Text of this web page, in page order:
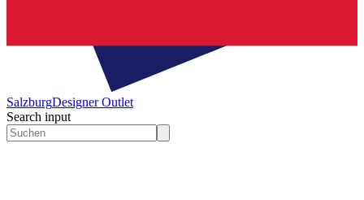
SalzburgDesigner Outlet
Search input